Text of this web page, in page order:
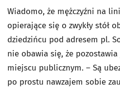
Wiadomo, że mężczyźni na
opierające się o zwykły stół
dziedzińcu pod adresem pl.
nie obawia się, że pozostawia
miejscu publicznym. – Są
po prostu nawzajem sobie